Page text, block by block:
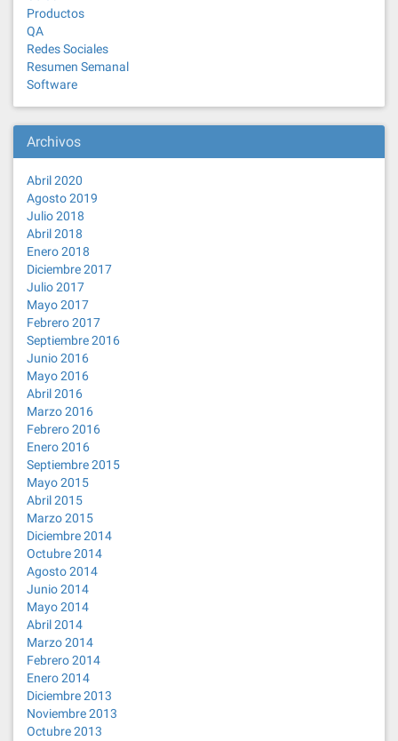
Productos
QA
Redes Sociales
Resumen Semanal
Software
Archivos
Abril 2020
Agosto 2019
Julio 2018
Abril 2018
Enero 2018
Diciembre 2017
Julio 2017
Mayo 2017
Febrero 2017
Septiembre 2016
Junio 2016
Mayo 2016
Abril 2016
Marzo 2016
Febrero 2016
Enero 2016
Septiembre 2015
Mayo 2015
Abril 2015
Marzo 2015
Diciembre 2014
Octubre 2014
Agosto 2014
Junio 2014
Mayo 2014
Abril 2014
Marzo 2014
Febrero 2014
Enero 2014
Diciembre 2013
Noviembre 2013
Octubre 2013